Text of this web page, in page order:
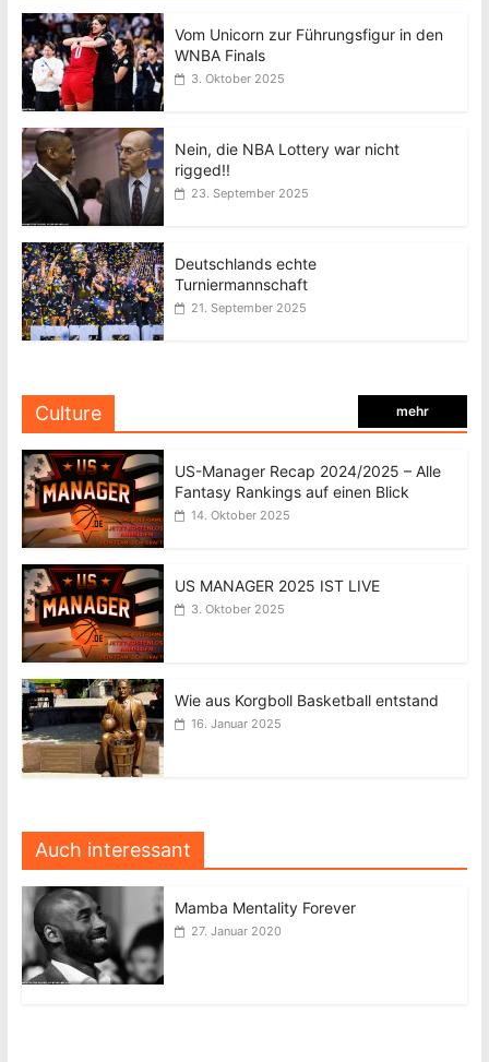
Vom Unicorn zur Führungsfigur in den
WNBA Finals
3. Oktober 2025
Nein, die NBA Lottery war nicht
rigged!!
23. September 2025
Deutschlands echte
Turniermannschaft
21. September 2025
Culture mehr
US-Manager Recap 2024/2025 – Alle
Fantasy Rankings auf einen Blick
14. Oktober 2025
US MANAGER 2025 IST LIVE
3. Oktober 2025
Wie aus Korgboll Basketball entstand
16. Januar 2025
Auch interessant
Mamba Mentality Forever
27. Januar 2020